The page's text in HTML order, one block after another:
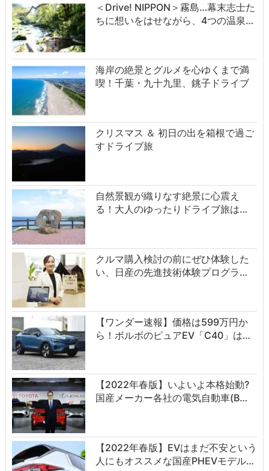
＜Drive! NIPPON＞霧島…幕末志士た
ちに想いをはせながら、4つの温泉…
海岸の絶景とグルメを心ゆくまで満
喫！千葉・九十九里、銚子ドライブ
クリスマス ＆ 初日の出を箱根で過ご
すドライブ旅
自然景観が織りなす絶景に心震え
る！大人のゆったりドライブ旅は…
クルマ購入検討の前にぜひ体験した
い、日産の先進技術体験プログラ…
【ワンダー速報】価格は599万円か
ら！ボルボのピュアEV「C40」は…
【2022年春版】いよいよ本格始動?
国産メーカー各社の電気自動車(B…
【2022年春版】EVはまだ不安という
人にもオススメな国産PHEVモデル…